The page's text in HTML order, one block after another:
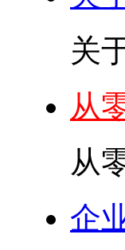
关
从
从
企